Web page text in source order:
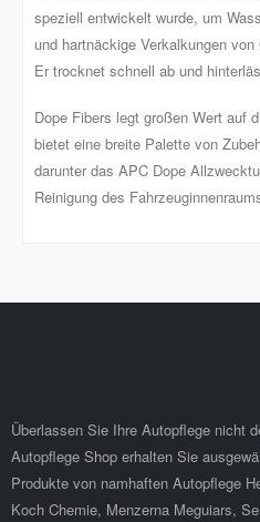
speziell entwickelt wurde, um
und hartnäckige Verkalkungen
Er trocknet schnell ab und
Dope Fibers legt großen Wert auf
bietet eine breite Palette von
darunter das APC Dope
Reinigung des
Überlassen Sie Ihre Autopflege nicht
Autopflege Shop erhalten Sie
Produkte von namhaften Autopflege
Koch Chemie, Menzerna Meguiars,